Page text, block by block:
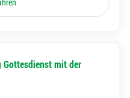
Gottesdienst mit der